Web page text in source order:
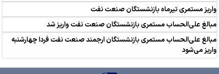
واریز مستمری تیرماه بازنشستگان صنعت نفت
مبالغ علی‌الحساب مستمری بازنشستگان صنعت نفت واریز شد
مبالغ علی‌الحساب مستمری بازنشستگان ارجمند صنعت نفت فردا چهارشنبه
واریز می‌شود